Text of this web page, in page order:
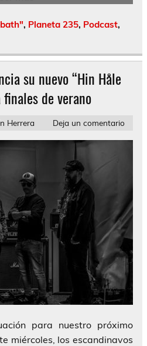
, Planeta 235, Podcast,
su nuevo “Hin Håle
de verano
Herrera Deja un comentario
para nuestro próximo
miércoles, los escandinavos